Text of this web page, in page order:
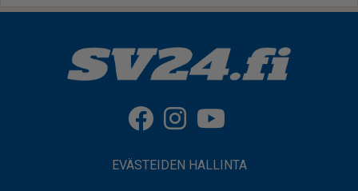
EVÄSTEIDEN HALLINTA